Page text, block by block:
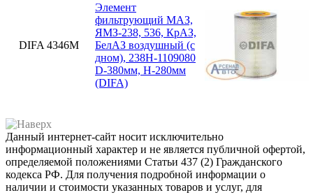
DIFA 4346М
Элемент
фильтрующий МАЗ,
ЯМЗ-238, 536, КрАЗ,
БелАЗ воздушный (с
дном), 238Н-1109080
D-380мм, H-280мм
(DIFA)
Данный интернет-сайт носит исключительно
информационный характер и не является публичной офертой,
определяемой положениями Статьи 437 (2) Гражданского
кодекса РФ. Для получения подробной информации о
наличии и стоимости указанных товаров и услуг, для